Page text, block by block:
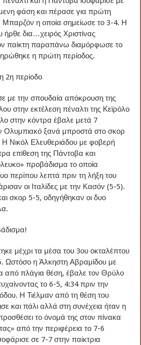
φάση και πέρασε για πρώτη
η οποία σημείωσε το 3-4. Η
δια…χειρός Χριστίνας
παίκτη παραπάνω διαμόρφωσε το
η πρώτη περίοδος.
2η περίοδο
με την σπουδαία απόκρουση της
στην εκτέλεση πέναλτι της Κεϊρόλο
στην κόντρα έβαλε μετά 7
Ολυμπιακό ξανά μπροστά στο σκορ
Η Νικόλ Ελευθεριάδου με φοβερή
επίθεση της Πάντοβα και
προβάδισμα το οποία
περίπου λεπτά πριν τη λήξη του
οι Ιταλίδες με την Κασόν (5-5).
σκορ 5-5, οδηγήθηκαν οι δυο
μέχρι τα μέσα του 3ου οκταλέπτου
Ωστόσο η Άλκηστη Αβραμίδου με
από πλάγια θέση, έβαλε τον Θρύλο
το 6-5, 4:34 πριν την
Η Τιέλμαν από τη θέση του
και πάλι αλλά στη συνέχεια ήταν η
το όνομά της στον πίνακα
από την περιφέρεια το 7-6
σε 7-7 στην παίκτρια